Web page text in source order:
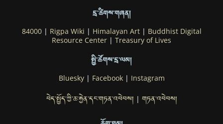
དྲ་ཚིགས་གཞན།
84000| Rigpa Wiki | Himalayan Art| Buddhist Digital
Resource Center | Treasury of Lives
སྤྱི་ཚོགས་དྲ་ལམ།
Bluesky| Facebook| Instagram
བེད་སྤྱོད་ཀྱི་ཆ་རྐྱེན་དང་གཏན་འབེབས། | གཏན་འབེབས།